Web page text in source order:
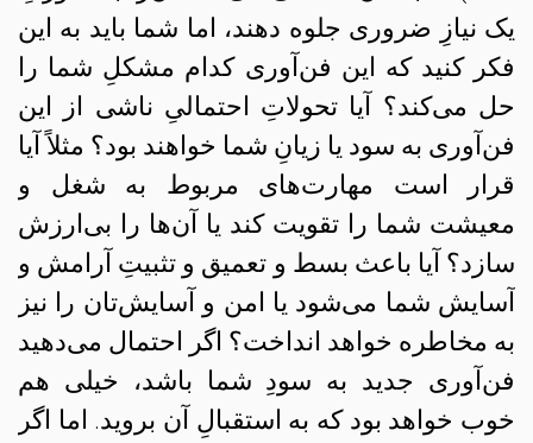
یک نیازِ‌ ضروری جلوه دهند، اما شما باید به این
فکر کنید که این فن‌آوری‌‌ کدام مشکلِ شما را
حل می‌کند؟ آیا تحولاتِ احتمالیِ ناشی از این
فن‌آوری به سود یا زیانِ شما خواهند بود؟ مثلاً آیا
قرار است مهارت‌های مربوط به شغل و
معیشت شما را تقویت کند یا آن‌ها را بی‌ارزش
سازد؟ آیا باعث بسط و تعمیق و تثبیتِ آرامش و
آسایش شما می‌شود یا امن و آسایش‌تان را نیز
به مخاطره خواهد انداخت؟ اگر احتمال می‌دهید
فن‌آوری جدید به سودِ شما باشد، خیلی هم
خوب خواهد بود که به استقبالِ آن بروید. اما اگر